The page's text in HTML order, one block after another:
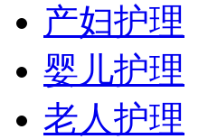
产妇护理
婴儿护理
老人护理